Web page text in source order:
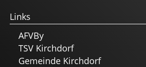
Links
AFVBy
TSV Kirchdorf
Gemeinde Kirchdorf